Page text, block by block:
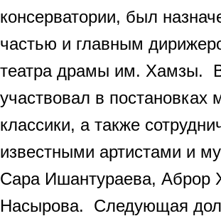
консерватории, был
частью и главным
театра драмы им. Хамзы.
участвовал в постановках
классики, а также
известными артистами и
Сара Ишантураева, Аброр
Насырова. Следующая